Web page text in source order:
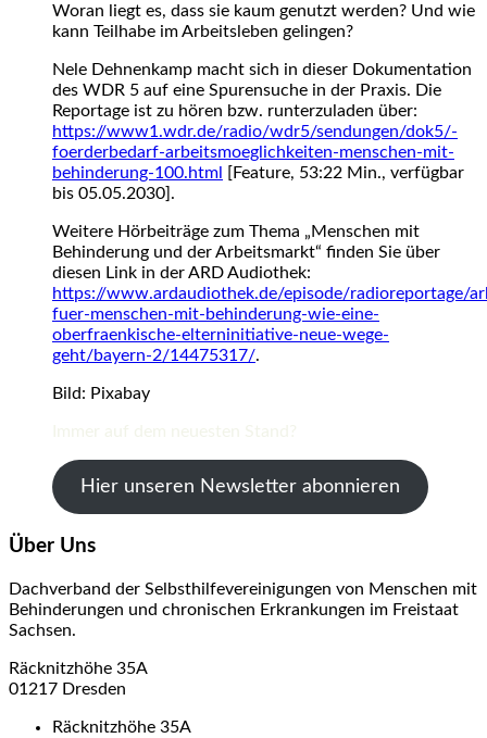
Woran liegt es, dass sie kaum genutzt werden? Und wie
kann Teilhabe im Arbeitsleben gelingen?
Nele Dehnenkamp macht sich in dieser Dokumentation
des WDR 5 auf eine Spurensuche in der Praxis. Die
Reportage ist zu hören bzw. runterzuladen über:
https://www1.wdr.de/radio/wdr5/sendungen/dok5/-
foerderbedarf-arbeitsmoeglichkeiten-menschen-mit-
behinderung-100.html
[Feature, 53:22 Min., verfügbar
bis 05.05.2030].
Weitere Hörbeiträge zum Thema „Menschen mit
Behinderung und der Arbeitsmarkt“ finden Sie über
diesen Link in der ARD Audiothek:
https://www.ardaudiothek.de/episode/radioreportage/
fuer-menschen-mit-behinderung-wie-eine-
oberfraenkische-elterninitiative-neue-wege-
geht/bayern-2/14475317/.
Bild: Pixabay
Hier unseren Newsletter abonnieren
Über Uns
Dachverband der Selbsthilfevereinigungen von Menschen mit
Behinderungen und chronischen Erkrankungen im Freistaat
Sachsen.
Räcknitzhöhe 35A
01217 Dresden
Räcknitzhöhe 35A